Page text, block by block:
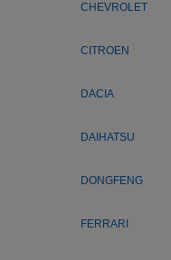
CHEVROLET
CITROEN
DACIA
DAIHATSU
DONGFENG
FERRARI